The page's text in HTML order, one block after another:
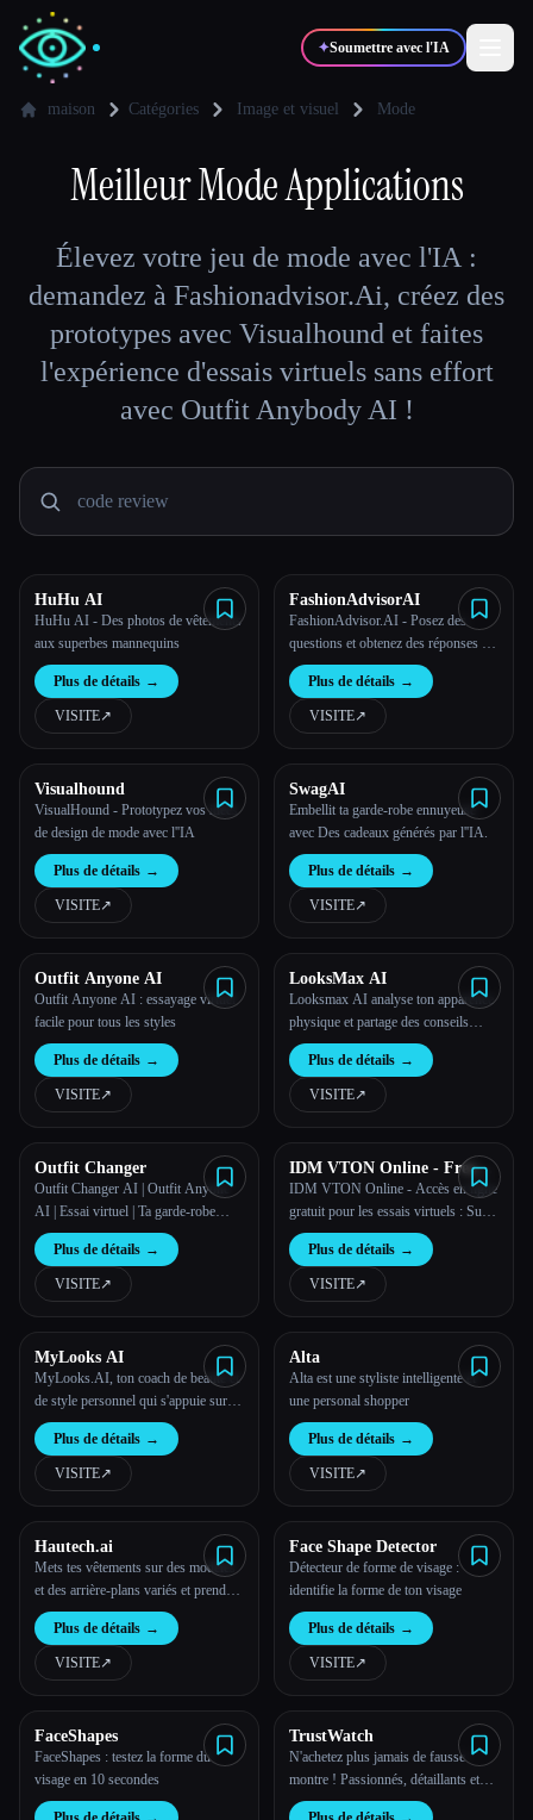
✦Soumettre avec l'IA
✍️Auteurs 🎨 Designers
💻Développeurs 📈Marketeurs
🎓Étudiants 🎬Créateurs
Blog
À propos
maison Catégories Image et visuel Mode
MeilleurModeApplications
Élevez votre jeu de mode avec l'IA :
demandez à Fashionadvisor.Ai, créez des
prototypes avec Visualhound et faites
l'expérience d'essais virtuels sans effort
avec Outfit Anybody AI !
HuHu AI
HuHu AI - Des photos de vêtements
aux superbes mannequins
Plus de détails →
VISITE↗︎
FashionAdvisorAI
FashionAdvisor.AI - Posez des
questions et obtenez des réponses de
FashionAdvisor.AI
Plus de détails →
VISITE↗︎
Visualhound
VisualHound - Prototypez vos idées
de design de mode avec l''IA
Plus de détails →
VISITE↗︎
SwagAI
Embellit ta garde-robe ennuyeuse
avec Des cadeaux générés par l''IA.
Plus de détails →
VISITE↗︎
Outfit Anyone AI
Outfit Anyone AI : essayage virtuel
facile pour tous les styles
Plus de détails →
VISITE↗︎
LooksMax AI
Looksmax AI analyse ton apparence
physique et partage des conseils
d'amélioration personnelle générés
par l'IA qui t'aideront à renforcer ta
confiance en toi et ton estime de soi.
Plus de détails →
VISITE↗︎
Outfit Changer
Outfit Changer AI | Outfit Anyone
AI | Essai virtuel | Ta garde-robe
virtuelle t'attend | AI Cloth Changer |
outfitchanger.com
Plus de détails →
VISITE↗︎
IDM VTON Online - Free
Online Access for Virtual
Try-Ons
IDM VTON Online - Accès en ligne
gratuit pour les essais virtuels : Sur
notre plateforme, en utilisant IDM
VTON, tu peux profiter d'essais
virtuels en ligne illimités et générer
une variété d'images d'échange de
Plus de détails →
VISITE↗︎
MyLooks AI
MyLooks.AI, ton coach de beauté et
de style personnel qui s'appuie sur
les fonctionnalités avancées de GPT-
4.
Plus de détails →
VISITE↗︎
Alta
Alta est une styliste intelligente et
une personal shopper
Plus de détails →
VISITE↗︎
Hautech.ai
Mets tes vêtements sur des modèles
et des arrière-plans variés et prends
de superbes photos de mode grâce à
l'IAPlus de détails →
VISITE↗︎
Face Shape Detector
Détecteur de forme de visage :
identifie la forme de ton visage
Plus de détails →
VISITE↗︎
FaceShapes
FaceShapes : testez la forme du
visage en 10 secondes
TrustWatch
N'achetez plus jamais de fausse
montre ! Passionnés, détaillants et
ateliers de réparation